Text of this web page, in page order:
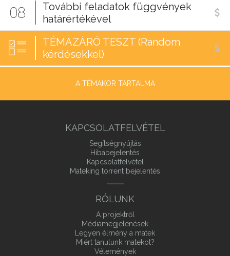
08
További feladatok függvények
határértékével
TÉMAZÁRÓ TESZT (Random
kérdésekkel)
A TÉMAKÖR TARTALMA
KAPCSOLATFELVÉTEL
Segítségnyújtás
Hibabejelentés
Kapcsolatfelvétel
Mateking torrent bejelentés
RÓLUNK
A projektről
Médiamegjelenések
Legyen élmény a matek
Miért tanulunk matekot?
Vélemények